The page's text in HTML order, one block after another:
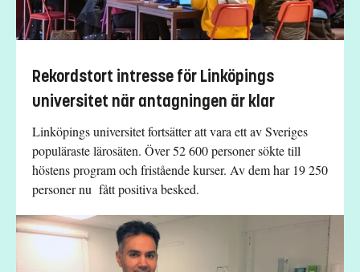
Rekordstort intresse för Linköpings
universitet när antagningen är klar
Linköpings universitet fortsätter att vara ett av Sveriges
populäraste lärosäten. Över 52 600 personer sökte till
höstens program och fristående kurser. Av dem har 19 250
personer nu fått positiva besked.